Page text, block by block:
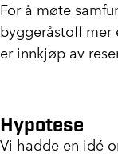
For å møte
byggeråstoff mer
er innkjøp av
Hypotese
Vi hadde en idé